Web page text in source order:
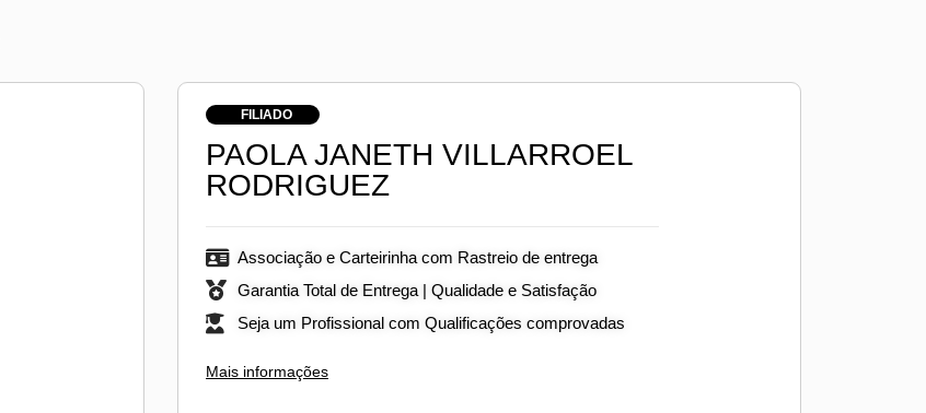
FILIADO
PAOLA JANETH VILLARROEL
RODRIGUEZ
Associação e Carteirinha com Rastreio de entrega
Garantia Total de Entrega | Qualidade e Satisfação
Seja um Profissional com Qualificações comprovadas
Mais informações